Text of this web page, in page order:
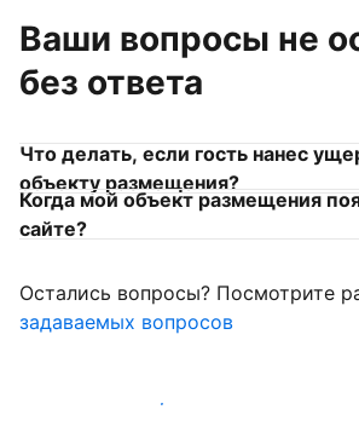
Ваши вопросы не
без ответа
Что делать, если гость нанес
объекту размещения?
Когда мой объект размещения
сайте?
Остались вопросы? Посмотрите
задаваемых вопросов
Начать принимать гостей